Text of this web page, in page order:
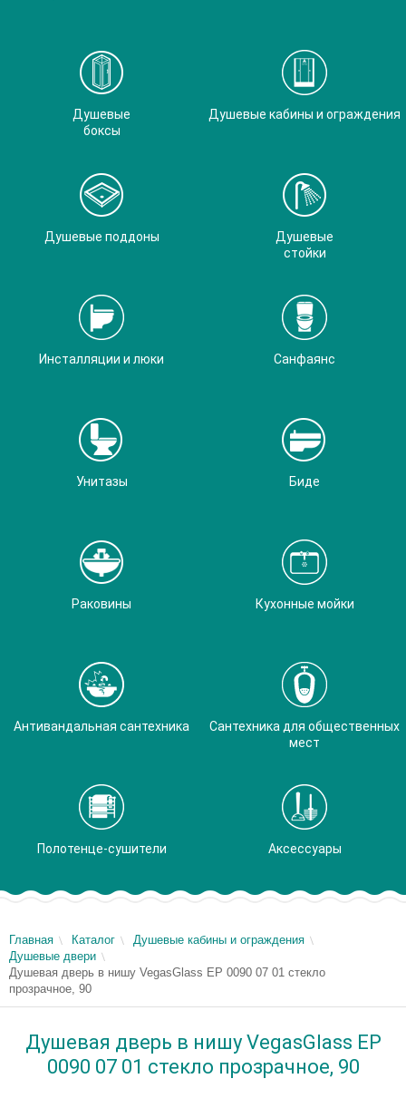
Душевые
боксы
Душевые кабины и ограждения
Душевые поддоны
Душевые
стойки
Инсталляции и люки Санфаянс
Унитазы Биде
Раковины Кухонные мойки
Антивандальная сантехника
Сантехника для общественных
мест
Полотенце-сушители Аксессуары
Главная Каталог
Душевые кабины и ограждения
Душевые двери
Душевая дверь в нишу VegasGlass EP 0090 07 01 стекло
прозрачное, 90
Душевая дверь в нишу VegasGlass EP
0090 07 01 стекло прозрачное, 90